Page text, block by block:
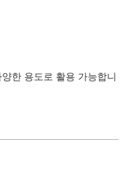
한 용도로 활용 가능합니